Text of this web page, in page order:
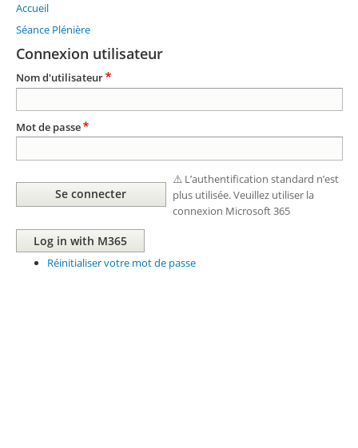
Fil
d'Ariane
Accueil
Séance Plénière
Connexion utilisateur
Nom d'utilisateur
Mot de passe
⚠️ L’authentification standard n’est
plus utilisée. Veuillez utiliser la
connexion Microsoft 365
Réinitialiser votre mot de passe